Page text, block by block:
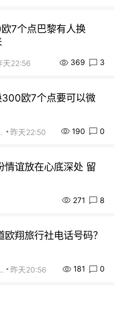
7个点巴黎有人换
天22:56 369 3
欧7个点要可以微
昨天22:50 190 0
情谊放在心底深处 留
271 8
翔旅行社电话号码？
昨天20:56 181 0